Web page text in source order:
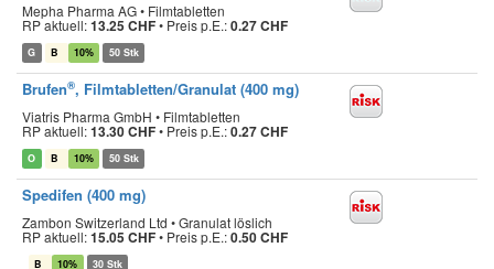
Mepha Pharma AG • Filmtabletten
RP aktuell:13.25 CHF• Preis p.E.:0.27 CHF
G B 10% 50 Stk
Brufen®, Filmtabletten/Granulat (400 mg)
Viatris Pharma GmbH • Filmtabletten
RP aktuell:13.30 CHF• Preis p.E.:0.27 CHF
O B 10% 50 Stk
Spedifen (400 mg)
Zambon Switzerland Ltd • Granulat löslich
RP aktuell:15.05 CHF• Preis p.E.:0.50 CHF
B 10% 30 Stk